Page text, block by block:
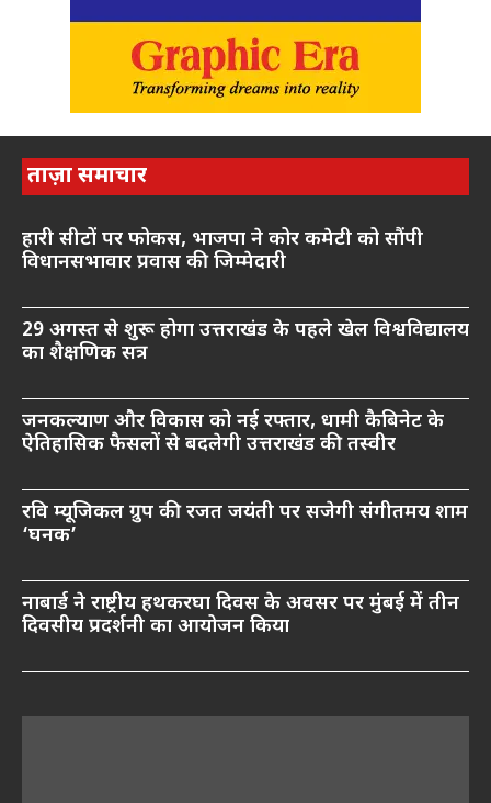
ताज़ा समाचार
हारी सीटों पर फोकस, भाजपा ने कोर कमेटी को सौंपी
विधानसभावार प्रवास की जिम्मेदारी
29 अगस्त से शुरू होगा उत्तराखंड के पहले खेल विश्वविद्यालय
का शैक्षणिक सत्र
जनकल्याण और विकास को नई रफ्तार, धामी कैबिनेट के
ऐतिहासिक फैसलों से बदलेगी उत्तराखंड की तस्वीर
रवि म्यूजिकल ग्रुप की रजत जयंती पर सजेगी संगीतमय शाम
‘घनक’
नाबार्ड ने राष्ट्रीय हथकरघा दिवस के अवसर पर मुंबई में तीन
दिवसीय प्रदर्शनी का आयोजन किया